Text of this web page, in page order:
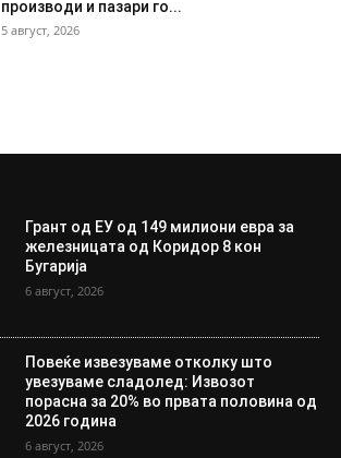
производи и пазари го...
5 август, 2026
Грант од ЕУ од 149 милиони евра за
железницата од Коридор 8 кон
Бугарија
6 август, 2026
Повеќе извезуваме отколку што
увезуваме сладолед: Извозот
порасна за 20% во првата половина од
2026 година
6 август, 2026